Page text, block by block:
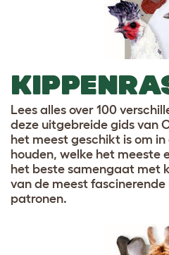
Lees alles over 100
deze uitgebreide gids van
het meest geschikt is om
houden, welke het meeste
het beste samengaat met
van de meest fascinerende
patronen.